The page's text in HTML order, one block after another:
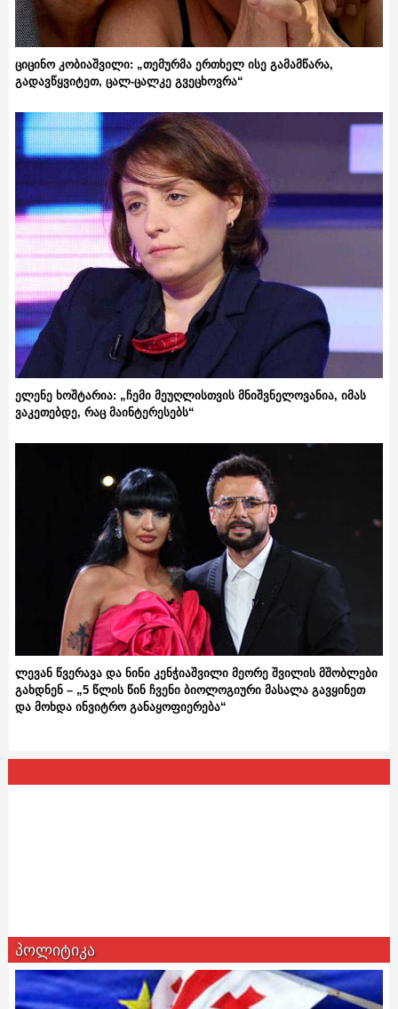
ციცინო კობიაშვილი: „თემურმა ერთხელ ისე გამამწარა,
გადავწყვიტეთ, ცალ-ცალკე გვეცხოვრა“
ელენე ხოშტარია: „ჩემი მეუღლისთვის მნიშვნელოვანია, იმას
ვაკეთებდე, რაც მაინტერესებს“
ლევან წვერავა და ნინი კენჭიაშვილი მეორე შვილის მშობლები
გახდნენ – „5 წლის წინ ჩვენი ბიოლოგიური მასალა გავყინეთ
და მოხდა ინვიტრო განაყოფიერება“
პოლიტიკა